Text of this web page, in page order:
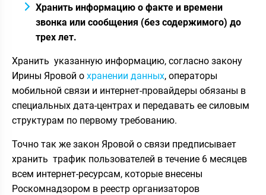
Хранить информацию о факте и времени
звонка или сообщения (без содержимого) до
трех лет.
Хранить указанную информацию, согласно закону
Ирины Яровой о хранении данных, операторы
мобильной связи и интернет-провайдеры обязаны в
специальных дата-центрах и передавать ее силовым
структурам по первому требованию.
Точно так же закон Яровой о связи предписывает
хранить трафик пользователей в течение 6 месяцев
всем интернет-ресурсам, которые внесены
Роскомнадзором в реестр организаторов